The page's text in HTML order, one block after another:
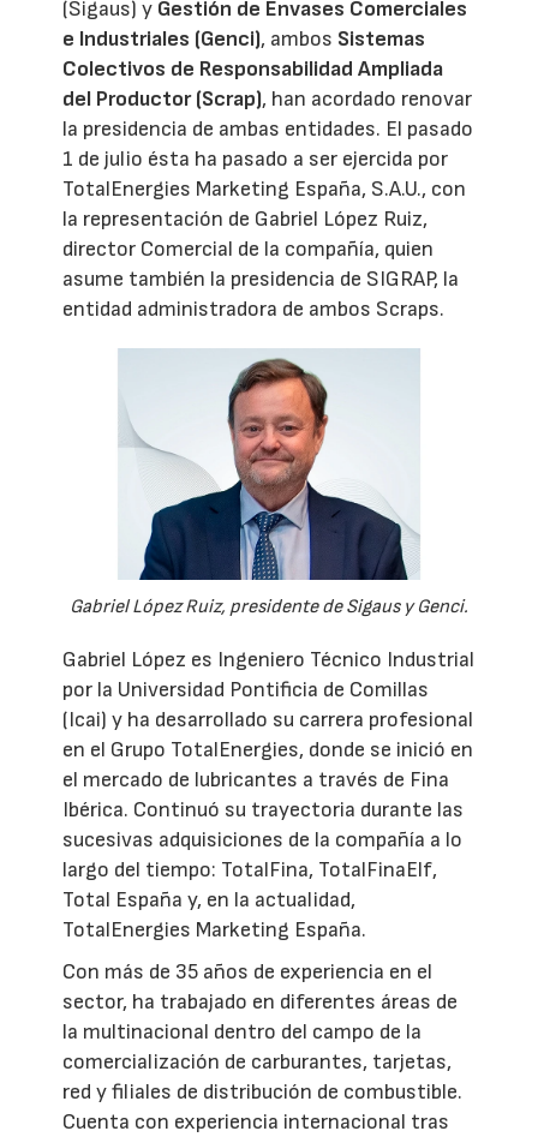
(Sigaus) y Gestión de Envases Comerciales
e Industriales (Genci), ambos Sistemas
Colectivos de Responsabilidad Ampliada
del Productor (Scrap), han acordado renovar
la presidencia de ambas entidades. El pasado
1 de julio ésta ha pasado a ser ejercida por
TotalEnergies Marketing España, S.A.U., con
la representación de Gabriel López Ruiz,
director Comercial de la compañía, quien
asume también la presidencia de SIGRAP, la
entidad administradora de ambos Scraps.
Gabriel López Ruiz, presidente de Sigaus y Genci.
Gabriel López es Ingeniero Técnico Industrial
por la Universidad Pontificia de Comillas
(Icai) y ha desarrollado su carrera profesional
en el Grupo TotalEnergies, donde se inició en
el mercado de lubricantes a través de Fina
Ibérica. Continuó su trayectoria durante las
sucesivas adquisiciones de la compañía a lo
largo del tiempo: TotalFina, TotalFinaElf,
Total España y, en la actualidad,
TotalEnergies Marketing España.
Con más de 35 años de experiencia en el
sector, ha trabajado en diferentes áreas de
la multinacional dentro del campo de la
comercialización de carburantes, tarjetas,
red y filiales de distribución de combustible.
Cuenta con experiencia internacional tras